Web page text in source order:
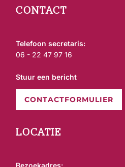
CONTACT
Telefoon secretaris:
06 - 22 47 97 16
Stuur een bericht
CONTACTFORMULIER
LOCATIE